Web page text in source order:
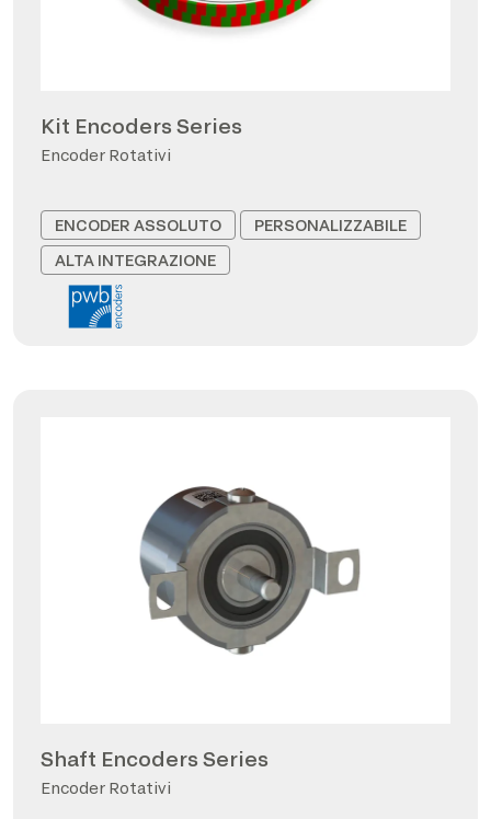
Kit Encoders Series
Encoder Rotativi
ENCODER ASSOLUTO
PERSONALIZZABILE
ALTA INTEGRAZIONE
Shaft Encoders Series
Encoder Rotativi